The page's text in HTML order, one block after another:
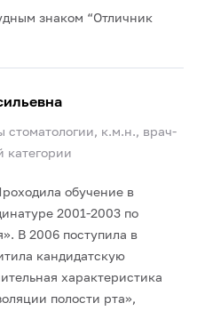
знаком “Отличник
стоматологии, к.м.н., врач-
категории
обучение в
2001-2003 по
В 2006 поступила в
кандидатскую
характеристика
полости рта»,